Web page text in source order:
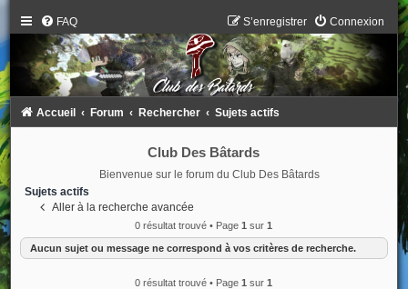
FAQ Connexion
S’enregistrer
Accueil Forum Rechercher Sujets actifs
Club Des Bâtards
Bienvenue sur le forum du Club Des Bâtards
Sujets actifs
Aller à la recherche avancée
0 résultat trouvé • Page1 sur1
Aucun sujet ou message ne correspond à vos critères de recherche.
0 résultat trouvé • Page1 sur1